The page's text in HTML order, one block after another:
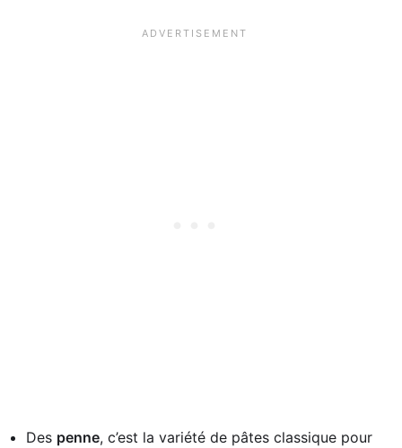
Des penne, c’est la variété de pâtes classique pour